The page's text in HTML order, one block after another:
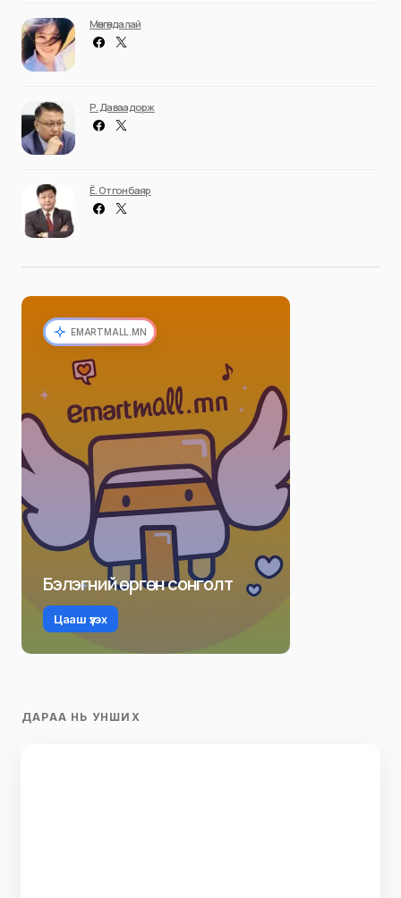
Мөнгөндалай
Р. Даваадорж
Ё. Отгонбаяр
EMARTMALL.MN
Бэлэгний өргөн сонголт
Цааш үзэх
ДАРАА НЬ УНШИХ